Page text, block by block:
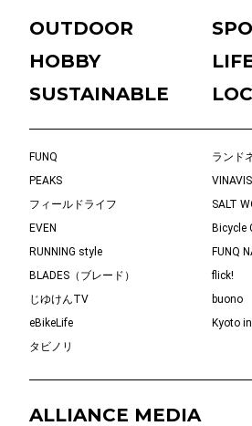
OUTDOOR
HOBBY
SUSTAINABLE
FUNQ
ランド
PEAKS
VINAVIS
フィールドライフ
SALT
EVEN
Bicycle
RUNNING style
FUNQ
BLADES（ブレード）
flick!
じゆけんTV
buono
eBikeLife
Kyoto
タビノリ
ALLIANCE MEDIA